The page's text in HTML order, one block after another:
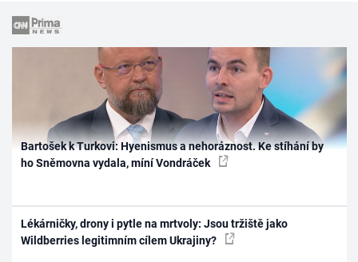
Bartošek k Turkovi: Hyenismus a nehoráznost. Ke stíhání by
ho Sněmovna vydala, míní Vondráček
Lékárničky, drony i pytle na mrtvoly: Jsou tržiště jako
Wildberries legitimním cílem Ukrajiny?